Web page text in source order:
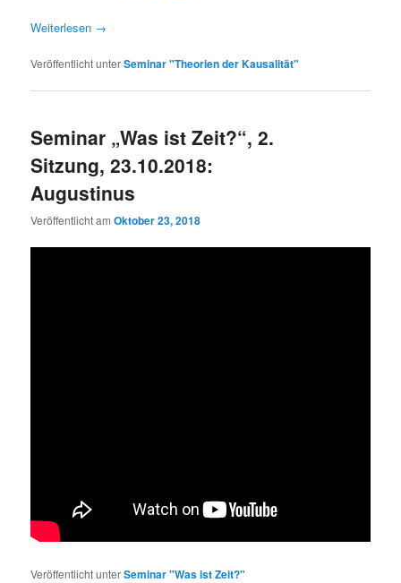
Weiterlesen →
Veröffentlicht unterSeminar "Theorien der Kausalität"
Seminar „Was ist Zeit?“, 2.
Sitzung, 23.10.2018:
Augustinus
Veröffentlicht amOktober 23, 2018
Veröffentlicht unterSeminar "Was ist Zeit?"